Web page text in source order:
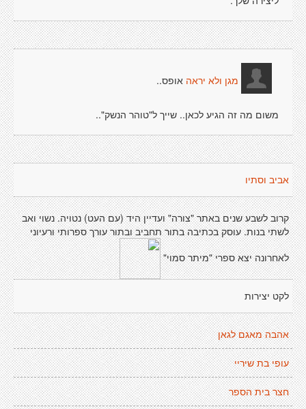
מגן ולא יראה אופס..
משום מה זה הגיע לכאן.. שייך ל"טוהר הנשק"..
אביב וסתיו
קרוב לשבע שנים באתר "צורה" ועדיין היד (עם העט) נטויה. נשוי ואב
לשתי בנות. עוסק בכתיבה בתור תחביב ובתור עורך ספרותי ורעיוני
לאחרונה יצא ספרי "מיתר סמוי"
לקט יצירות
אהבה מאגם לגאן
עופי בת שיריי
חצר בית הספר